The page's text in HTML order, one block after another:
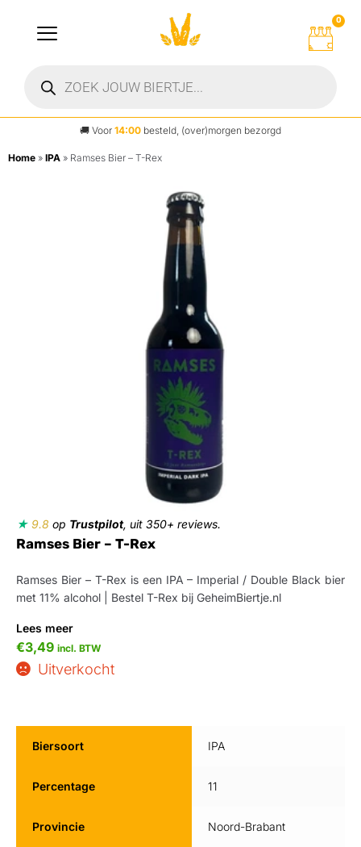
0
🚚 Voor 14:00 besteld, (over)morgen bezorgd
Home » IPA » Ramses Bier – T-Rex
★ 9.8 op Trustpilot, uit 350+ reviews.
Ramses Bier – T-Rex
Ramses Bier – T-Rex is een IPA – Imperial / Double Black bier
met 11% alcohol | Bestel T-Rex bij GeheimBiertje.nl
Lees meer
€3,49 incl. BTW
Uitverkocht
Biersoort IPA
Percentage 11
Provincie Noord-Brabant